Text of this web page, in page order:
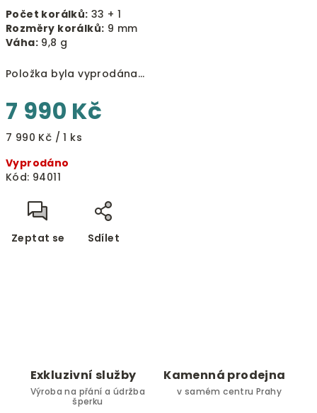
Počet korálků: 33 + 1
Rozměry korálků: 9 mm
Váha: 9,8 g
Položka byla vyprodána…
7 990 Kč
Měrná
7 990 Kč / 1 ks
Vyprodáno
Kód: 94011
Zeptat se Sdílet
Exkluzivní služby
Výroba na přání a údržba
šperku
Kamenná prodejna
v samém centru Prahy